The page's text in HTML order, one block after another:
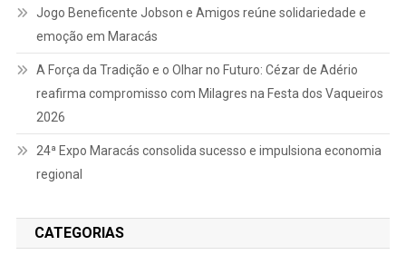
Jogo Beneficente Jobson e Amigos reúne solidariedade e
emoção em Maracás
A Força da Tradição e o Olhar no Futuro: Cézar de Adério
reafirma compromisso com Milagres na Festa dos Vaqueiros
2026
24ª Expo Maracás consolida sucesso e impulsiona economia
regional
CATEGORIAS